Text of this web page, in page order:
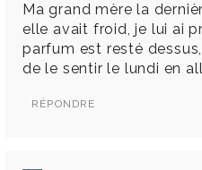
Ma grand mère la
elle avait froid, je lui ai
parfum est resté
de le sentir le lundi en
RÉPONDRE